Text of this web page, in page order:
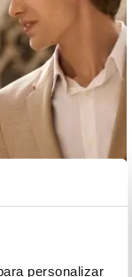
personalizar